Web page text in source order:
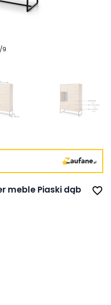
/9
meble Piaski dąb
favorite_border